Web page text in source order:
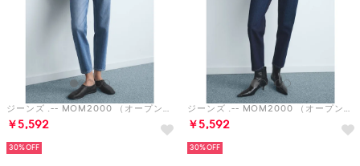
ジーンズ .-- MOM2000 （オープンブルー）
￥5,592
30%
ジーンズ .-- MOM2000 （オープンブルー）
￥5,592
30%